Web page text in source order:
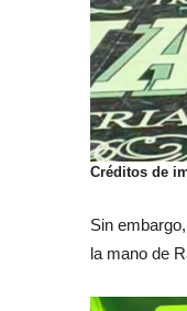
Créditos de
Sin
la mano de